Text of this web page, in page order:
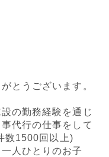
とうございます。
の勤務経験を通じ
代行の仕事をして
数1500回以上)
人ひとりのお子